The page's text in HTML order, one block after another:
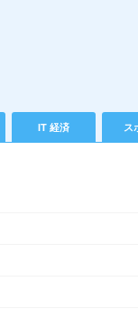
IT 経済 ス